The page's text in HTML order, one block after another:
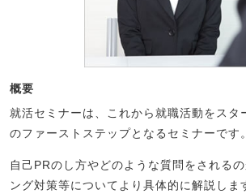
概要
就活セミナーは、これから就職活動をスタ
のファーストステップとなるセミナーです。
自己PRのし方やどのような質問をされる
ング対策等についてより具体的に解説しま